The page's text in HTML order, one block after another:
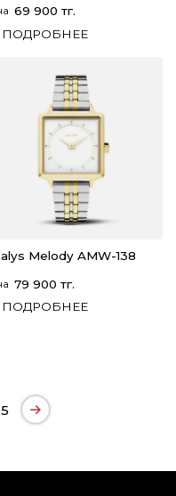
69 900 тг.
ПОДРОБНЕЕ
Melody AMW-138
79 900 тг.
ПОДРОБНЕЕ
5